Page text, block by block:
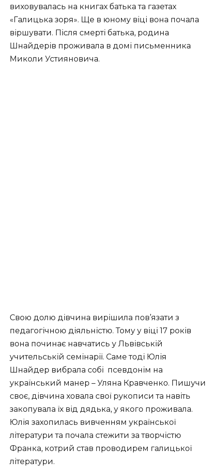
виховувалась на книгах батька та газетах
«Галицька зоря». Ще в юному віці вона почала
віршувати. Після смерті батька, родина
Шнайдерів проживала в домі письменника
Миколи Устияновича.
Свою долю дівчина вирішила пов’язати з
педагогічною діяльністю. Тому у віці 17 років
вона починає навчатись у Львівській
учительській семінарії. Саме тоді Юлія
Шнайдер вибрала собі псевдонім на
український манер – Уляна Кравченко. Пишучи
своє, дівчина ховала свої рукописи та навіть
закопувала їх від дядька, у якого проживала.
Юлія захопилась вивченням української
літератури та почала стежити за творчістю
Франка, котрий став проводирем галицької
літератури.